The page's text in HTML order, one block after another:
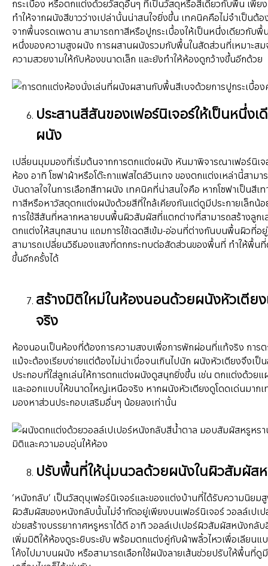
กระเบื้อง หรือตกแต่งด้วยวัสดุอื่นๆ ที่เป็นวัสดุหรือสีเดียวกับพื้น เพียง
ทำให้จากผนังสีขาวว่างเปล่านั้นน่าสนใจยิ่งขึ้น เทคนิคคือไม่จำเป็นต้
จากพื้นจรดเพดาน สามารถทาสีหรือปูกระเบื้องให้เป็นหนึ่งเดียวกับพื้
หนึ่งของความสูงผนัง การผสานผนังรวมกับพื้นในสัดส่วนที่เหมาะสม
ความสวยงามให้กับห้องขนาดเล็ก และยังทำให้ห้องดูกว้างขึ้นอีกด้วย
ประสานสีสันของเฟอร์นิเจอร์ให้เป็นหนึ่ง
ผนัง
เปลี่ยนมุมมองที่เริ่มต้นจากการตกแต่งผนัง หันมาพิจารณาเฟอร์นิเจ
ห้อง อาทิ โซฟาผ้าหรือโต๊ะกาแฟสไตล์วินเทจ ของตกแต่งเหล่านี้สามา
บันดาลใจในการเลือกสีทาผนัง เทคนิคที่น่าสนใจคือ หากโซฟาเป็นสีเ
ทาสีหรือหาวัสดุตกแต่งผนังด้วยสีที่ใกล้เคียงกันแต่ดูมีประกายเล็กน้อ
การใช้สีสันที่หลากหลายบนพื้นผิวสัมผัสที่แตกต่างที่สามารถสร้างลูกเ
ตกแต่งให้สนุกสนาน แถมการใช้เฉดสีเข้ม-อ่อนที่ต่างกันบนพื้นผิวที่อ
สามารถเปลี่ยนวิธีมองแสงที่ตกกระทบต่อสัดส่วนของพื้นที่ ทำให้พื้น
ขึ้นอีกครั้งได้
สร้างมิติใหม่ในห้องนอนด้วยผนังหัวเตีย
จริง
ห้องนอนเป็นห้องที่ต้องการความสงบเพื่อการพักผ่อนที่แท้จริง การ
แม้จะต้องเรียบง่ายแต่ต้องไม่น่าเบื่อจนเกินไปนัก ผนังหัวเตียงจึงเป็
ประกอบที่ใส่ลูกเล่นให้การตกแต่งผนังดูสนุกยิ่งขึ้น เช่น ตกแต่งด้วย
และออกแบบให้ขนาดใหญ่เหนือจริง หากผนังหัวเตียงดูโดดเด่นมากเ
มองหาส่วนประกอบเสริมอื่นๆ น้อยลงเท่านั้น
ปรับพื้นที่ให้นุ่มนวลด้วยผนังในผิวสัมผัส
‘หนังกลับ’ เป็นวัสดุบุเฟอร์นิเจอร์และของแต่งบ้านที่ได้รับความนิยมสู
ผิวสัมผัสของหนังกลับนั้นไม่จำกัดอยู่เพียงบนเฟอร์นิเจอร์ วอลล์เปเ
ช่วยสร้างบรรยากาศหรูหราได้ดี อาทิ วอลล์เปเปอร์ผิวสัมผัสหนังกลั
เพิ่มมิติให้ห้องดูระยิบระยับ พร้อมตกแต่งคู่กับผ้าพลิ้วไหวเพื่อเลียนแ
โค้งไปมาบนผนัง หรือสามารถเลือกใช้ผนังลายเส้นช่วยปรับให้พื้นที่ดู